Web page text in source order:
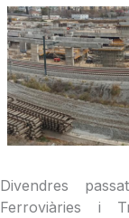
Divendres
Ferroviàries i